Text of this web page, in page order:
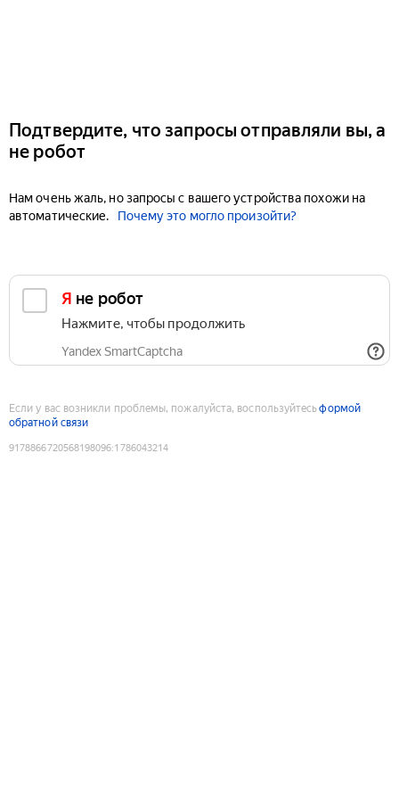
Подтвердите, что запросы отправляли вы, а
не робот
Нам очень жаль, но запросы с вашего устройства похожи на
автоматические.
Почему это могло произойти?
Я не робот
Нажмите, чтобы продолжить
Yandex SmartCaptcha
Если у вас возникли проблемы, пожалуйста, воспользуйтесьформой
обратной связи
9178866720568198096:1786043214